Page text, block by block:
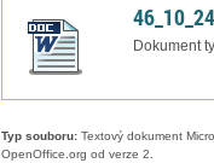
Dokument
Typ souboru:Textový dokument
OpenOffice.org od verze 2.